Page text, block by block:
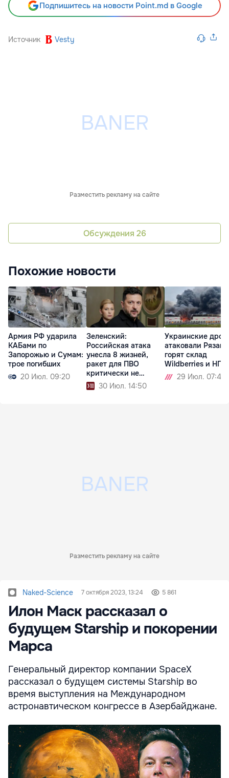
Подпишитесь на новости Point.md в Google
Источник Vesty
Разместить рекламу на сайте
Обсуждения 26
Похожие новости
Армия РФ ударила
КАБами по
Запорожью и Сумам:
трое погибших
20 Июл. 09:20
Зеленский:
Российская атака
унесла 8 жизней,
ракет для ПВО
критически не
хватает
30 Июл. 14:50
Украинские
атаковали
горят склад
Wildberries и НПЗ
29 Июл. 07:46
Разместить рекламу на сайте
Naked-Science 7 октября 2023, 13:24 5 861
Илон Маск рассказал о
будущем Starship и покорении
Марса
Генеральный директор компании SpaceX
рассказал о будущем системы Starship во
время выступления на Международном
астронавтическом конгрессе в Азербайджане.